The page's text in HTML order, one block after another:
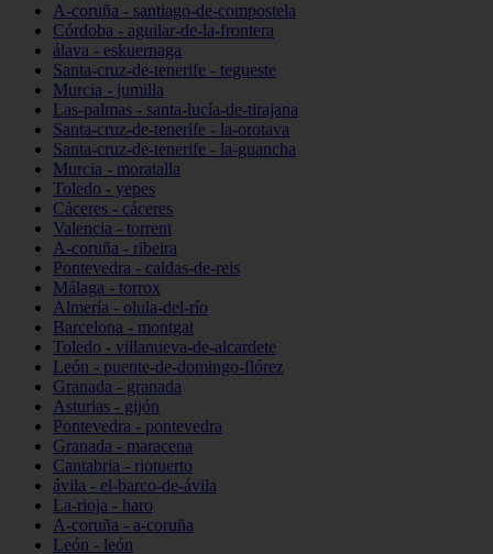
A-coruña - santiago-de-compostela
Córdoba - aguilar-de-la-frontera
álava - eskuernaga
Santa-cruz-de-tenerife - tegueste
Murcia - jumilla
Las-palmas - santa-lucía-de-tirajana
Santa-cruz-de-tenerife - la-orotava
Santa-cruz-de-tenerife - la-guancha
Murcia - moratalla
Toledo - yepes
Cáceres - cáceres
Valencia - torrent
A-coruña - ribeira
Pontevedra - caldas-de-reis
Málaga - torrox
Almería - olula-del-río
Barcelona - montgat
Toledo - villanueva-de-alcardete
León - puente-de-domingo-flórez
Granada - granada
Asturias - gijón
Pontevedra - pontevedra
Granada - maracena
Cantabria - riotuerto
ávila - el-barco-de-ávila
La-rioja - haro
A-coruña - a-coruña
León - león